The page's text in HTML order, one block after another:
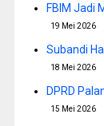
FBIM Jadi
19 Mei 2026
Subandi
18 Mei 2026
DPRD
15 Mei 2026